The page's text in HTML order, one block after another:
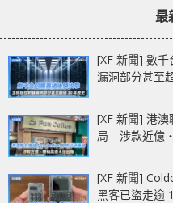
最
[XF 新聞] 數
漏洞部分甚至
[XF 新聞] 港
局 涉款近億‧
[XF 新聞]
黑客已盜走逾